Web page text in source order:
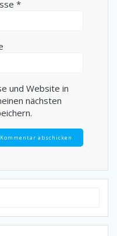
*
und Website in
nächsten